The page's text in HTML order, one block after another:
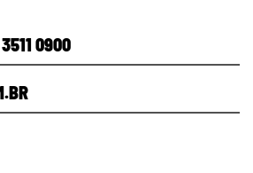
0900